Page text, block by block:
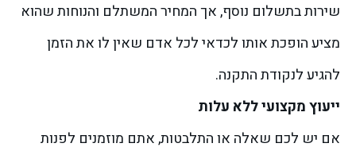
שירות בתשלום נוסף, אך המחיר המשתלם והנוחות שהוא
מציע הופכת אותו לכדאי לכל אדם שאין לו את הזמן
להגיע לנקודת התקנה.
ייעוץ מקצועי ללא עלות
אם יש לכם שאלה או התלבטות, אתם מוזמנים לפנות